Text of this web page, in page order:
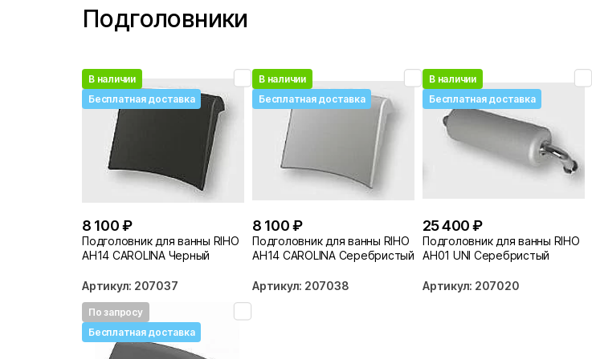
Подголовники
В наличии
Бесплатная доставка
8 100 ₽
Подголовник для ванны RIHO
AH14 CAROLINA Черный
Артикул: 207037
В наличии
Бесплатная доставка
8 100 ₽
Подголовник для ванны RIHO
AH14 CAROLINA Серебристый
Артикул: 207038
В наличии
Бесплатная доставка
25 400 ₽
Подголовник для ванны RIHO
AH01 UNI Серебристый
Артикул: 207020
По запросу
Бесплатная доставка